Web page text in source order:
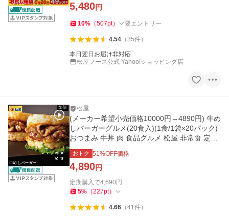
5,480円
10% （507pt） 要エントリー
4.54（35件）
本日翌日お届け非対応
松屋フーズ公式 Yahoo!ショッピング店
松屋
(メーカー希望小売価格10000円→4890円) 牛め
しバーガーグルメ(20食入)(1食/1袋×20パック)
おつまみ 牛丼 肉 食品グルメ 松屋 非常食 定期
購入 米 お米
おトク 51%OFF価格
4,890円
定期購入で4,690 円
5% （227pt）
4.66（41件）